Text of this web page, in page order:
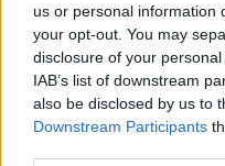
us or personal information
your opt-out. You may
disclosure of your
IAB’s list of downstream
also be disclosed by us to
Downstream Participants
Έχετε νιώσει ποτέ την
να αισθανθείτε καλύτερα; Αν
του κραγιόν» περιγράφει
καταναλωτών να στρέφονται
αγορές, όπως τα καλλυντικά,